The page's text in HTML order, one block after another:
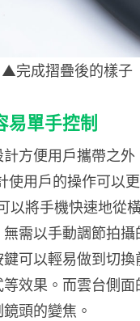
▲完成摺疊後的樣子
單手控制
方便用戶攜帶之
使用戶的操作可以
以將手機快速地從
需以手動調節拍攝
可以輕易做到切換
效果。而雲台側
頭的變焦。